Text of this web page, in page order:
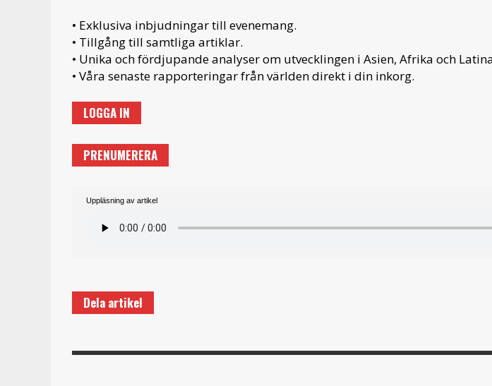
• Exklusiva inbjudningar till evenemang.
• Tillgång till samtliga artiklar.
• Unika och fördjupande analyser om utvecklingen i Asien, Afrika och
• Våra senaste rapporteringar från världen direkt i din inkorg.
LOGGA IN
PRENUMERERA
Uppläsning av artikel
Dela artikel